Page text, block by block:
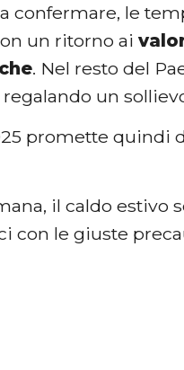
confermare, le
un ritorno ai
. Nel resto del
un
promette quindi
il caldo estivo
con le giuste